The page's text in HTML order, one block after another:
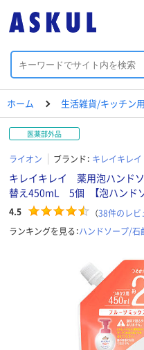
ホーム 生活雑貨/キッチン
医薬部外品
ライオン ブランド： キレイキレイ
キレイキレイ 薬用泡ハンド
替え450mL 5個 【泡ハンド
4.5 （38件のレビ
ランキングを見る：ハンドソープ/石